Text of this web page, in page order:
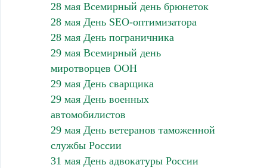
28 мая Всемирный день брюнеток
28 мая День SEO-оптимизатора
28 мая День пограничника
29 мая Всемирный день
миротворцев ООН
29 мая День сварщика
29 мая День военных
автомобилистов
29 мая День ветеранов таможенной
службы России
31 мая День адвокатуры России